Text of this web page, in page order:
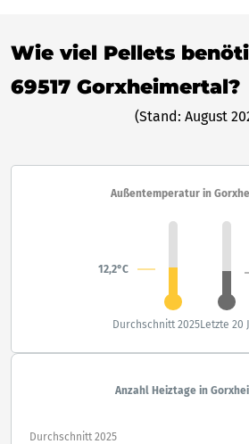
Wie viel Pellets
69517 Gorxheimertal?
(Stand: August
Außentemperatur in
12,2°C
Durchschnitt 2025Letzte 20
Anzahl Heiztage in
Durchschnitt 2025